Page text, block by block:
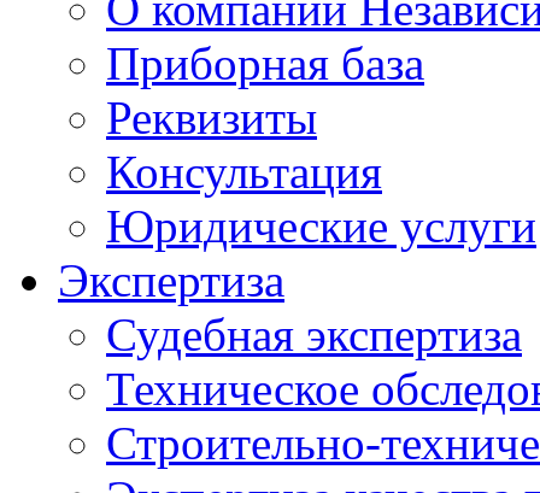
Приборная база
Реквизиты
Консультация
Юридические услуги
Экспертиза
Судебная экспертиза
Техническое
Строительно-